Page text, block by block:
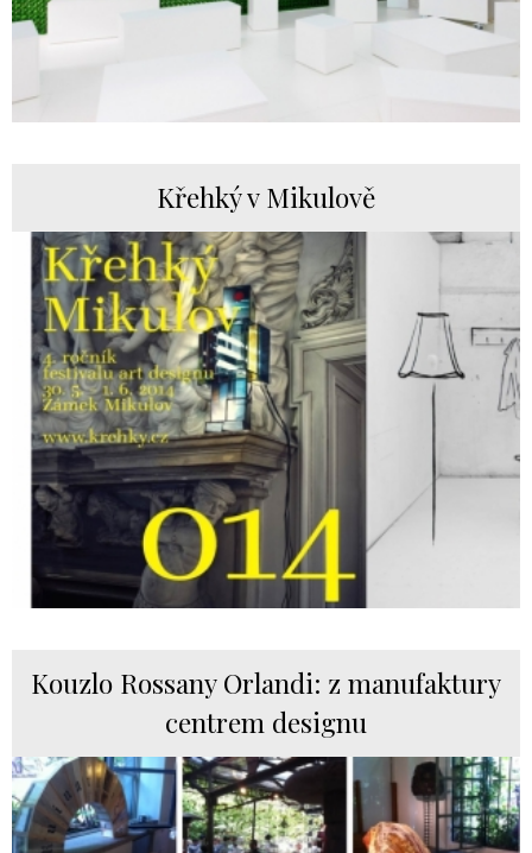
Křehký v Mikulově
Kouzlo Rossany Orlandi: z manufaktury
centrem designu